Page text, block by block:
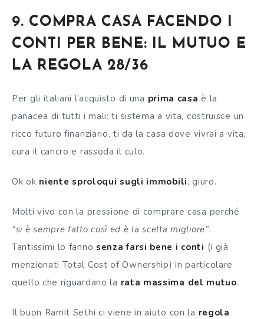
9. COMPRA CASA FACENDO I
CONTI PER BENE: IL MUTUO E
LA REGOLA 28/36
Per gli italiani l’acquisto di una prima casa è la
panacea di tutti i mali: ti sistema a vita, costruisce un
ricco futuro finanziario, ti da la casa dove vivrai a vita,
cura il cancro e rassoda il culo.
Ok ok niente sproloqui sugli immobili, giuro.
Molti vivo con la pressione di comprare casa perché
“si è sempre fatto così ed è la scelta migliore”.
Tantissimi lo fanno senza farsi bene i conti (i già
menzionati Total Cost of Ownership) in particolare
quello che riguardano la rata massima del mutuo.
Il buon Ramit Sethi ci viene in aiuto con la regola